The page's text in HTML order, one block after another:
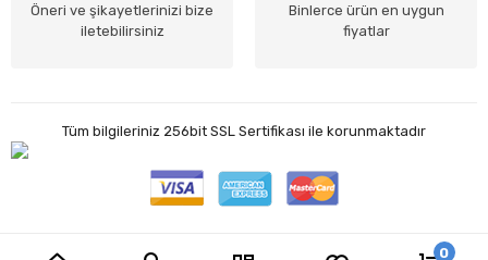
Öneri ve şikayetlerinizi bize
iletebilirsiniz
Binlerce ürün en uygun
fiyatlar
Tüm bilgileriniz 256bit SSL Sertifikası ile korunmaktadır
0